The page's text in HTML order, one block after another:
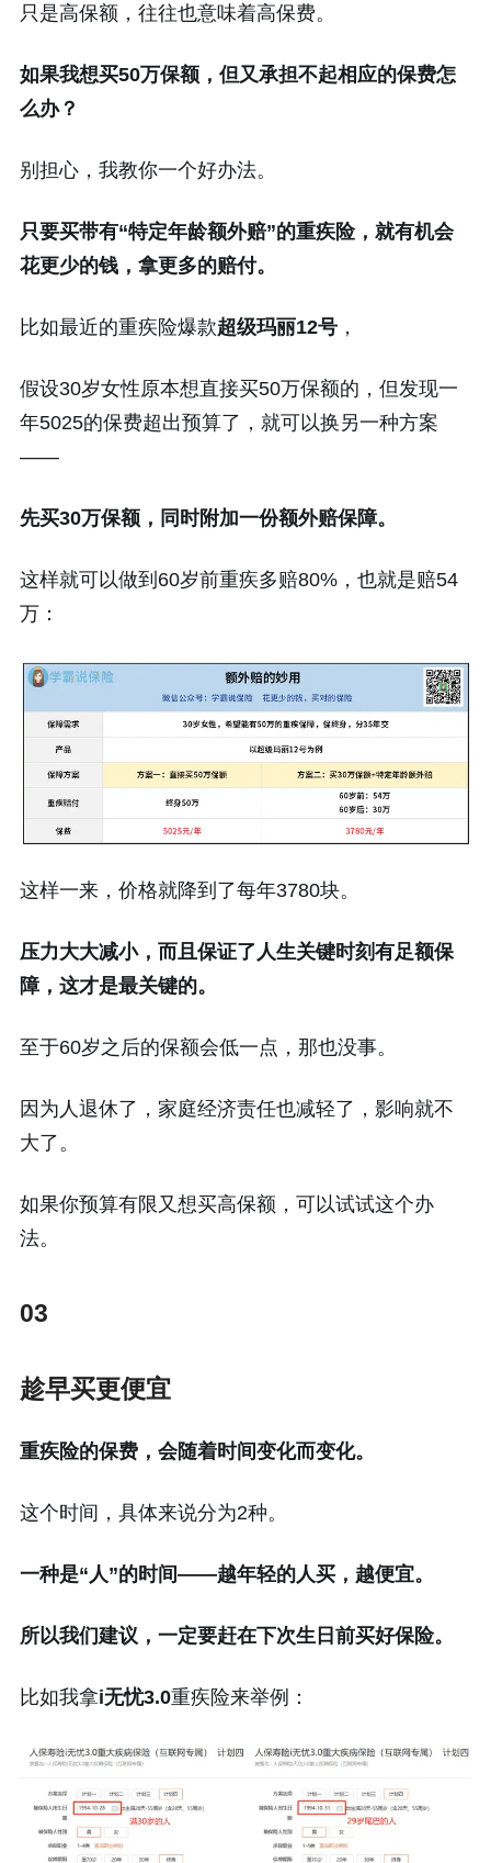
只是高保额，往往也意味着高保费。
如果我想买50万保额，但又承担不起相应的保费怎
么办？
别担心，我教你一个好办法。
只要买带有“特定年龄额外赔”的重疾险，就有机会
花更少的钱，拿更多的赔付。
比如最近的重疾险爆款超级玛丽12号，
假设30岁女性原本想直接买50万保额的，但发现一
年5025的保费超出预算了，就可以换另一种方案
——
先买30万保额，同时附加一份额外赔保障。
这样就可以做到60岁前重疾多赔80%，也就是赔54
万：
这样一来，价格就降到了每年3780块。
压力大大减小，而且保证了人生关键时刻有足额保
障，这才是最关键的。
至于60岁之后的保额会低一点，那也没事。
因为人退休了，家庭经济责任也减轻了，影响就不
大了。
如果你预算有限又想买高保额，可以试试这个办
法。
03
趁早买更便宜
重疾险的保费，会随着时间变化而变化。
这个时间，具体来说分为2种。
一种是“人”的时间——越年轻的人买，越便宜。
所以我们建议，一定要赶在下次生日前买好保险。
比如我拿i无忧3.0重疾险来举例：